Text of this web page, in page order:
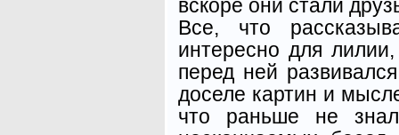
вскоре они стали
Все, что
интересно для
перед ней
доселе картин и
что раньше не